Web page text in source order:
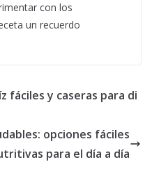
con los
un recuerdo
fáciles y caseras para di
opciones fáciles
para el día a día